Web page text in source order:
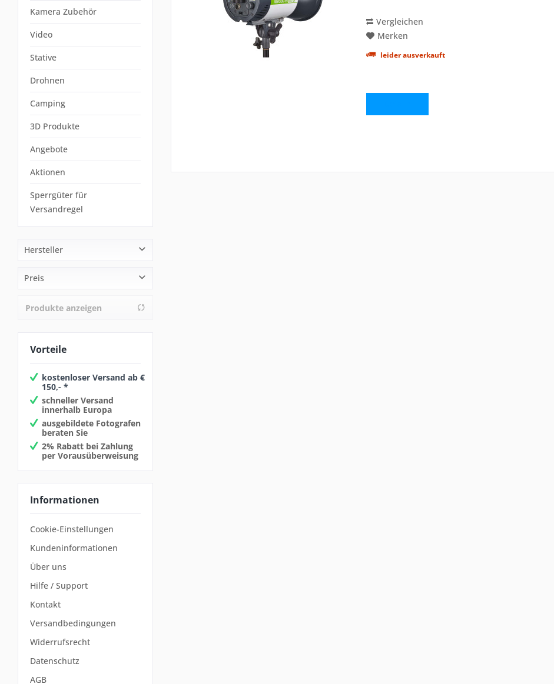
Kamera Zubehör
Video
Stative
Drohnen
Camping
3D Produkte
Angebote
Aktionen
Sperrgüter für
Versandregel
Hersteller
PRIOLITE
Preis
1249,00 €bis
Produkte anzeigen
Vorteile
kostenloser Versand ab €
150,- *
schneller Versand
innerhalb Europa
ausgebildete Fotografen
beraten Sie
2% Rabatt bei Zahlung
per Vorausüberweisung
Informationen
Cookie-Einstellungen
Kundeninformationen
Über uns
Hilfe / Support
Kontakt
Versandbedingungen
Widerrufsrecht
Datenschutz
AGB
Vergleichen
Merken
leider ausverkauft